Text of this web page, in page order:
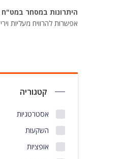
היתרונות במסחר במט"ח
אפשרות להרוויח מעליות
קטגוריה
אסטרטגיות
השקעות
אופציות